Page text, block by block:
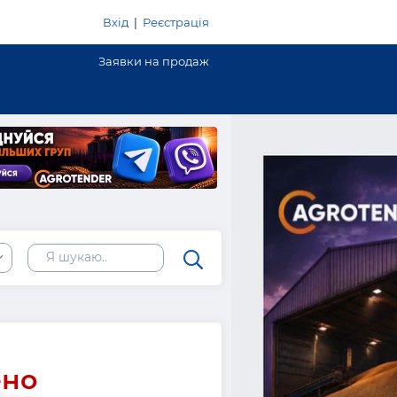
Вхід | Реєстрація
Заявки на продаж